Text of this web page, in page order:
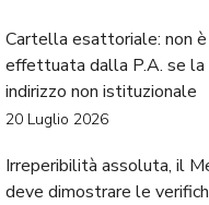
Cartella esattoriale: non
effettuata dalla P.A. se la
indirizzo non istituzionale
20 Luglio 2026
Irreperibilità assoluta, il
deve dimostrare le